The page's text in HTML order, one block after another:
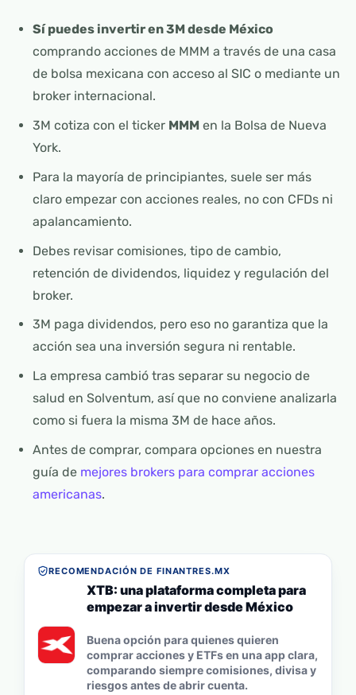
Sí puedes invertir en 3M desde México
comprando acciones de MMM a través de una casa
de bolsa mexicana con acceso al SIC o mediante un
broker internacional.
3M cotiza con el ticker MMM en la Bolsa de Nueva
York.
Para la mayoría de principiantes, suele ser más
claro empezar con acciones reales, no con CFDs ni
apalancamiento.
Debes revisar comisiones, tipo de cambio,
retención de dividendos, liquidez y regulación del
broker.
3M paga dividendos, pero eso no garantiza que la
acción sea una inversión segura ni rentable.
La empresa cambió tras separar su negocio de
salud en Solventum, así que no conviene analizarla
como si fuera la misma 3M de hace años.
Antes de comprar, compara opciones en nuestra
guía de mejores brokers para comprar acciones
americanas.
RECOMENDACIÓN DE FINANTRES.MX
XTB: una plataforma completa para
empezar a invertir desde México
Buena opción para quienes quieren
comprar acciones y ETFs en una app clara,
comparando siempre comisiones, divisa y
riesgos antes de abrir cuenta.